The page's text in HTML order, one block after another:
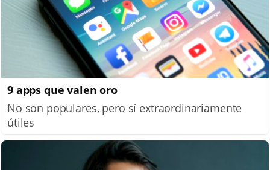
9 apps que valen oro
No son populares, pero sí extraordinariamente
útiles